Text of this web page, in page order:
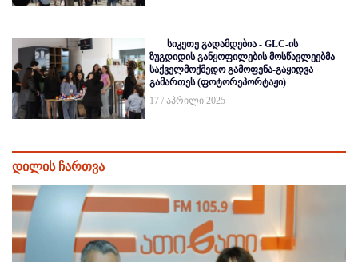
სიკეთე გადამდებია - GLC-ის
ზუგდიდის განყოფილების მოსწავლეებმა
საქველმოქმედო გამოფენა-გაყიდვა
გამართეს (ფოტორეპორტაჟი)
17 / აპრილი 2025
დილის ჩართვა